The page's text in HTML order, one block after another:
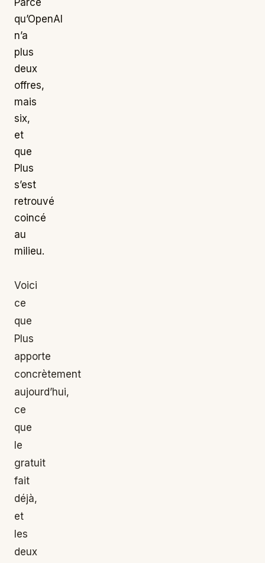
qu’OpenAI
n’a
plus
deux
offres,
mais
six,
et
que
Plus
s’est
retrouvé
coincé
au
milieu.
Voici
ce
que
Plus
apporte
concrètement
aujourd’hui,
ce
que
le
gratuit
fait
déjà,
et
les
deux